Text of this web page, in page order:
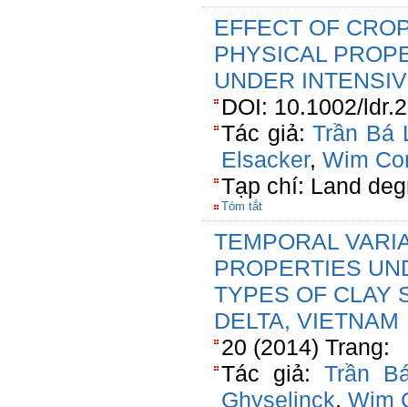
EFFECT OF
PHYSICAL
UNDER
DOI: 10.1002/
Tác giả:Trần Bá
Elsacker, Wim
Tạp chí: Land
Tóm tắt
TEMPORAL
PROPERTIES
TYPES OF CLAY
DELTA, VIETNAM
20 (2014) Trang:
Tác giả: Trần
Ghyselinck, Wim